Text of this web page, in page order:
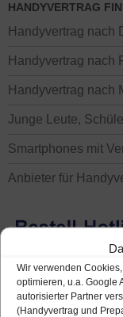
Wir verwenden
optimieren, u.a. Google
autorisierter Partner
(Handyvertrag und
HANDYVERTRAG
Handyvertrag nach
Handyvertrag nach
Handyvertrag nach
Junge Leute,
Smartphones mit
Anbieter für